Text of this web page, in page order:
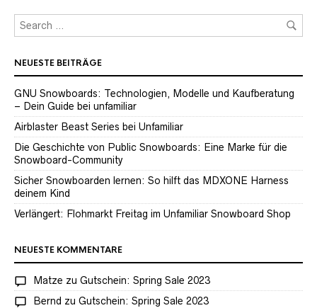
NEUESTE BEITRÄGE
GNU Snowboards: Technologien, Modelle und Kaufberatung
– Dein Guide bei unfamiliar
Airblaster Beast Series bei Unfamiliar
Die Geschichte von Public Snowboards: Eine Marke für die
Snowboard-Community
Sicher Snowboarden lernen: So hilft das MDXONE Harness
deinem Kind
Verlängert: Flohmarkt Freitag im Unfamiliar Snowboard Shop
NEUESTE KOMMENTARE
Matze zu Gutschein: Spring Sale 2023
Bernd zu Gutschein: Spring Sale 2023